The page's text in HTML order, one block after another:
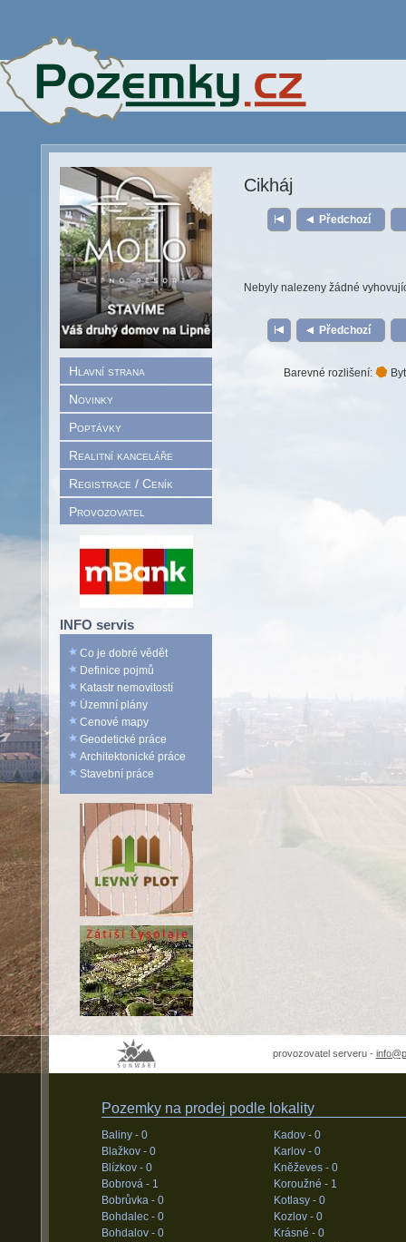
Hlavní strana
Novinky
Poptávky
Realitní kanceláře
Registrace / Ceník
Provozovatel
INFO servis
Co je dobré vědět
Definice pojmů
Katastr nemovitostí
Územní plány
Cenové mapy
Geodetické práce
Architektonické práce
Stavební práce
Cikháj
Předchozí
Nebyly nalezeny žádné
Předchozí
Barevné rozlišení:
provozovatel serveru -
Pozemky na prodej podle lokality
Baliny - 0
Blažkov - 0
Blízkov - 0
Bobrová - 1
Bobrůvka - 0
Bohdalec - 0
Bohdalov - 0
Kadov - 0
Karlov - 0
Kněževes - 0
Koroužné - 1
Kotlasy - 0
Kozlov - 0
Krásné - 0